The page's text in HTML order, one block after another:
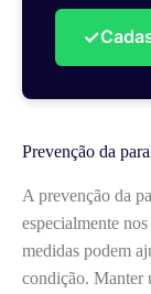
✓
Prevenção da
A prevenção da
especialmente
medidas podem
condição. Manter